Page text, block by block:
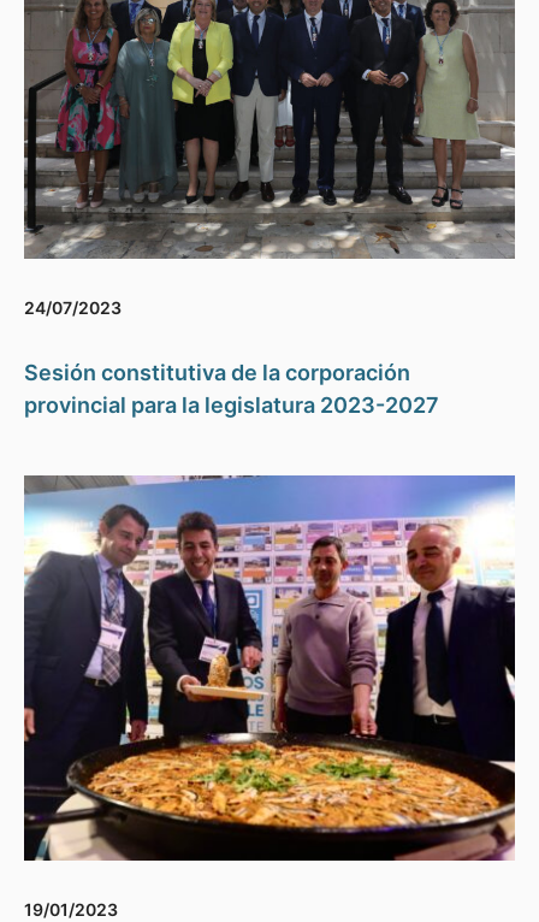
24/07/2023
Sesión constitutiva de la corporación
provincial para la legislatura 2023-2027
19/01/2023